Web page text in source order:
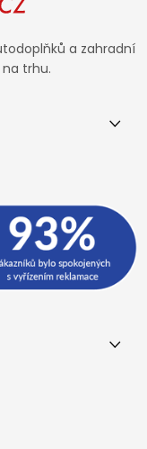
a zahradní
trhu.